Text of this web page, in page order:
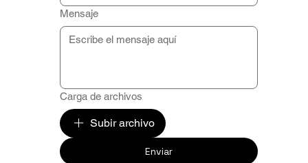
Mensaje
Carga de archivos
Subir archivo
Enviar